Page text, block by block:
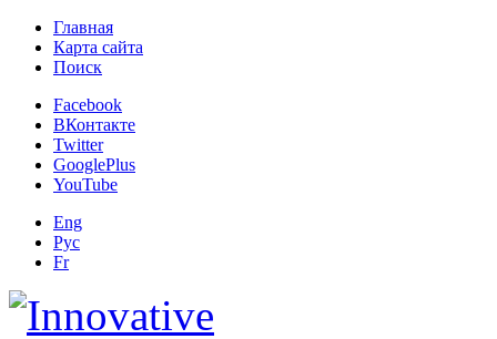
Главная
Карта сайта
Поиск
Facebook
ВКонтакте
Twitter
GooglePlus
YouTube
Eng
Рус
Fr